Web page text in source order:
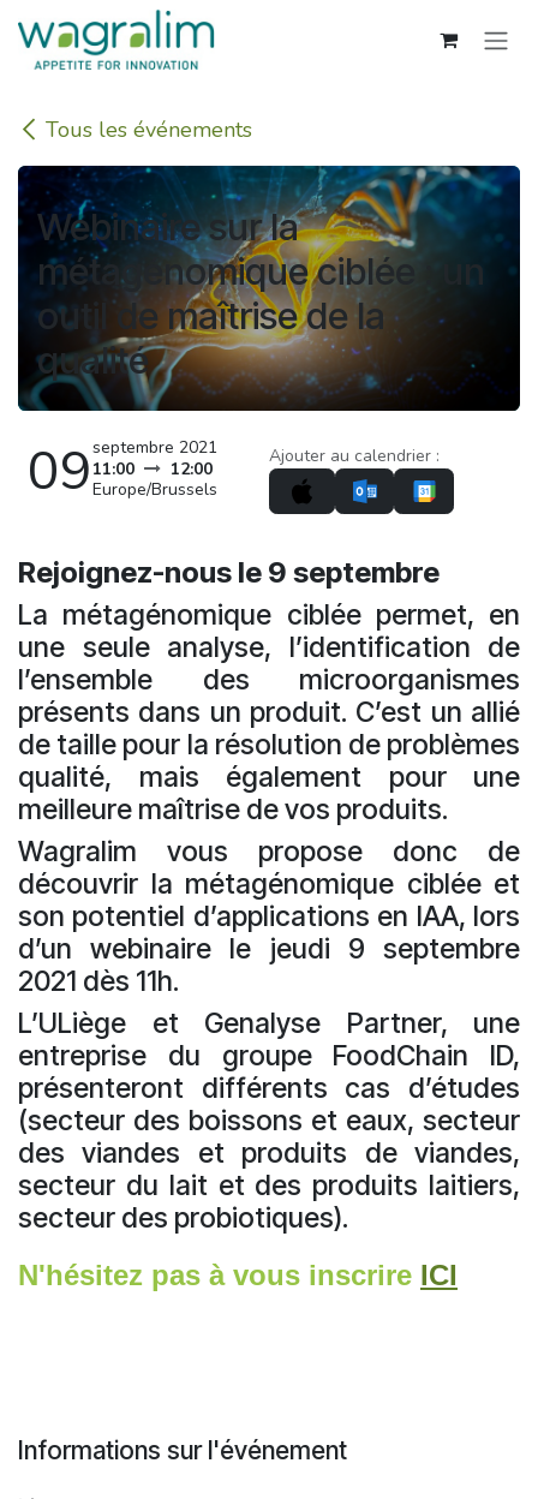
Se rendre au contenu
Tous les événements
Webinaire sur la
métagénomique ciblée : un
outil de maîtrise de la
qualité
09septembre 2021
11:00
12:00
Europe/Brussels
Ajouter au calendrier :
Rejoignez-nous le 9 septembre
La métagénomique ciblée permet, en
une seule analyse, l’identification de
l’ensemble des microorganismes
présents dans un produit. C’est un allié
de taille pour la résolution de problèmes
qualité, mais également pour une
meilleure maîtrise de vos produits.
Wagralim vous propose donc de
découvrir la métagénomique ciblée et
son potentiel d’applications en IAA, lors
d’un webinaire le jeudi 9 septembre
2021 dès 11h.
L’ULiège et Genalyse Partner, une
entreprise du groupe FoodChain ID,
présenteront différents cas d’études
(secteur des boissons et eaux, secteur
des viandes et produits de viandes,
secteur du lait et des produits laitiers,
secteur des probiotiques).
N'hésitez pas à vous inscrire ICI
Informations sur l'événement